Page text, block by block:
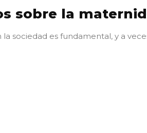
sobre la
sociedad es fundamental, y a